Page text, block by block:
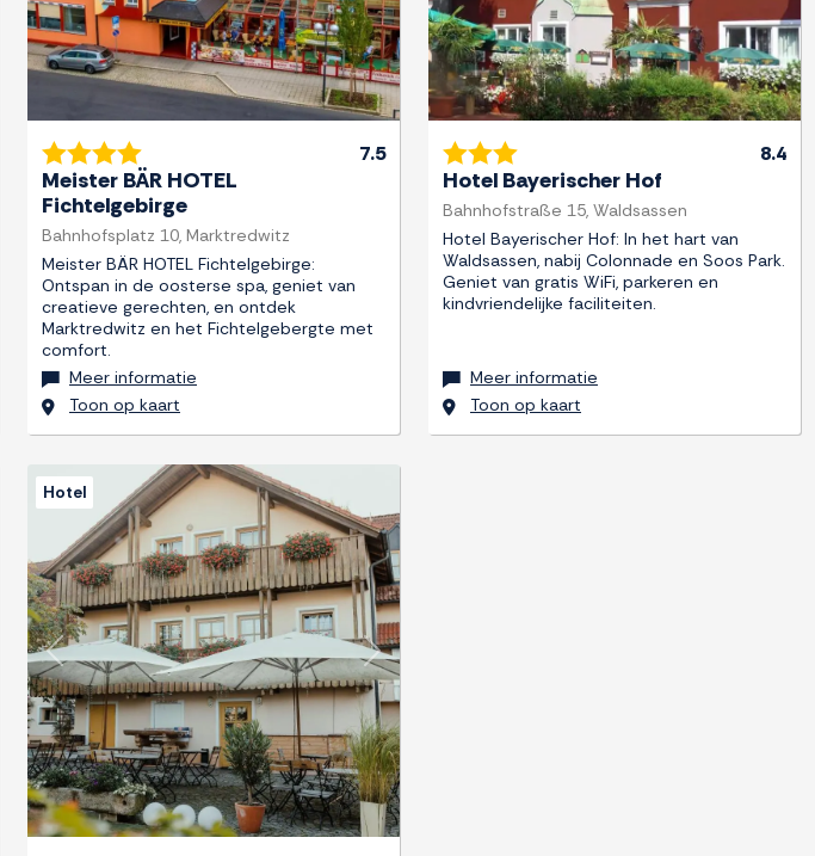
7.5
Meister BÄR HOTEL
Fichtelgebirge
Bahnhofsplatz 10, Marktredwitz
Meister BÄR HOTEL Fichtelgebirge:
Ontspan in de oosterse spa, geniet van
creatieve gerechten, en ontdek
Marktredwitz en het Fichtelgebergte met
comfort.
Meer informatie
Toon op kaart
8.4
Hotel Bayerischer Hof
Bahnhofstraße 15, Waldsassen
Hotel Bayerischer Hof: In het hart van
Waldsassen, nabij Colonnade en Soos Park.
Geniet van gratis WiFi, parkeren en
kindvriendelijke faciliteiten.
Meer informatie
Toon op kaart
Previous Next
Hotel